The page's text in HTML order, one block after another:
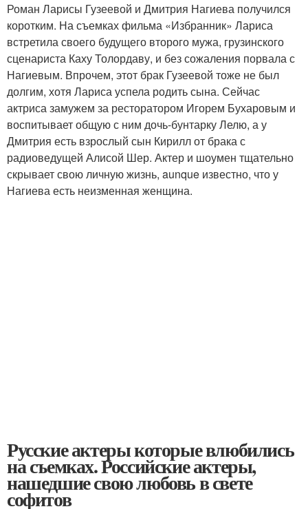
Роман Ларисы Гузеевой и Дмитрия Нагиева получился
коротким. На съемках фильма «Избранник» Лариса
встретила своего будущего второго мужа, грузинского
сценариста Каху Толордаву, и без сожаления порвала с
Нагиевым. Впрочем, этот брак Гузеевой тоже не был
долгим, хотя Лариса успела родить сына. Сейчас
актриса замужем за ресторатором Игорем Бухаровым и
воспитывает общую с ним дочь-бунтарку Лелю, а у
Дмитрия есть взрослый сын Кирилл от брака с
радиоведущей Алисой Шер. Актер и шоумен тщательно
скрывает свою личную жизнь, aunque известно, что у
Нагиева есть неизменная женщина.
Русские актеры которые влюбились
на съемках. Российские актеры,
нашедшие свою любовь в свете
софитов